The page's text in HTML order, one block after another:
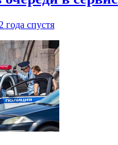
2 года спустя